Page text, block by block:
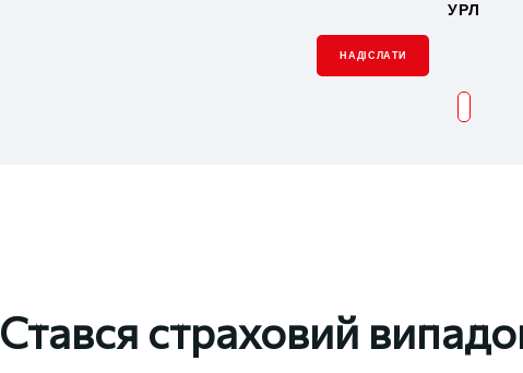
УРЛ
НАДІСЛАТИ
Стався страховий